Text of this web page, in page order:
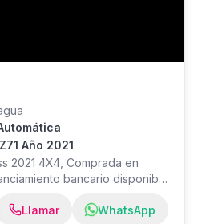
Año 2021
2021 4X4, Comprada en
bancario disponible
Más información llamar
Estamos ubicados: Los
Llamar WhatsApp